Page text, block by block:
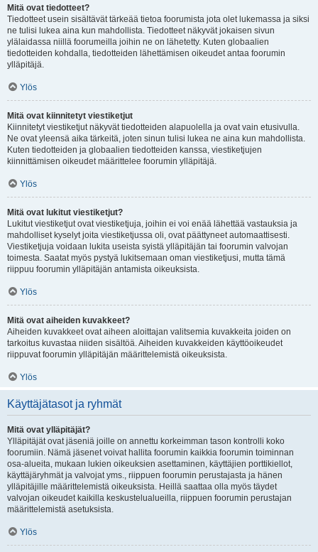
Mitä ovat tiedotteet?
Tiedotteet usein sisältävät tärkeää tietoa foorumista jota olet lukemassa ja siksi
ne tulisi lukea aina kun mahdollista. Tiedotteet näkyvät jokaisen sivun
ylälaidassa niillä foorumeilla joihin ne on lähetetty. Kuten globaalien
tiedotteiden kohdalla, tiedotteiden lähettämisen oikeudet antaa foorumin
ylläpitäjä.
Ylös
Mitä ovat kiinnitetyt viestiketjut
Kiinnitetyt viestiketjut näkyvät tiedotteiden alapuolella ja ovat vain etusivulla.
Ne ovat yleensä aika tärkeitä, joten sinun tulisi lukea ne aina kun mahdollista.
Kuten tiedotteiden ja globaalien tiedotteiden kanssa, viestiketjujen
kiinnittämisen oikeudet määrittelee foorumin ylläpitäjä.
Ylös
Mitä ovat lukitut viestiketjut?
Lukitut viestiketjut ovat viestiketjuja, joihin ei voi enää lähettää vastauksia ja
mahdolliset kyselyt joita viestiketjussa oli, ovat päättyneet automaattisesti.
Viestiketjuja voidaan lukita useista syistä ylläpitäjän tai foorumin valvojan
toimesta. Saatat myös pystyä lukitsemaan oman viestiketjusi, mutta tämä
riippuu foorumin ylläpitäjän antamista oikeuksista.
Ylös
Mitä ovat aiheiden kuvakkeet?
Aiheiden kuvakkeet ovat aiheen aloittajan valitsemia kuvakkeita joiden on
tarkoitus kuvastaa niiden sisältöä. Aiheiden kuvakkeiden käyttöoikeudet
riippuvat foorumin ylläpitäjän määrittelemistä oikeuksista.
Ylös
Käyttäjätasot ja ryhmät
Mitä ovat ylläpitäjät?
Ylläpitäjät ovat jäseniä joille on annettu korkeimman tason kontrolli koko
foorumiin. Nämä jäsenet voivat hallita foorumin kaikkia foorumin toiminnan
osa-alueita, mukaan lukien oikeuksien asettaminen, käyttäjien porttikiellot,
käyttäjäryhmät ja valvojat yms., riippuen foorumin perustajasta ja hänen
ylläpitäjille määrittelemistä oikeuksista. Heillä saattaa olla myös täydet
valvojan oikeudet kaikilla keskustelualueilla, riippuen foorumin perustajan
määrittelemistä asetuksista.
Ylös